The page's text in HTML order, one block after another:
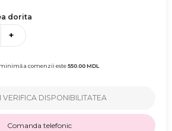
dorita
+
minimă a comenzii este550.00MDL
VERIFICA DISPONIBILITATEA
Comanda telefonic